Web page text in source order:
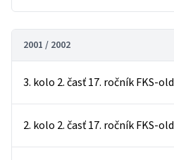
2001 / 2002
3. kolo 2. časť 17. ročník FKS-old
2. kolo 2. časť 17. ročník FKS-old